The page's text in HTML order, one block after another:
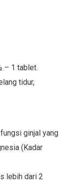
– 1 tablet.
tidur,
ginjal yang
(Kadar
lebih dari 2